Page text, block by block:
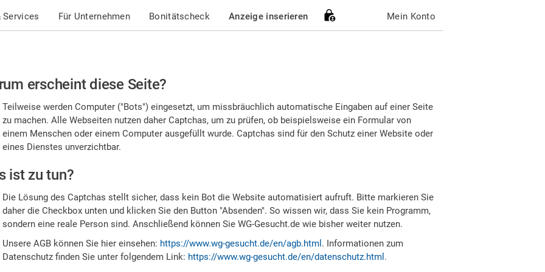
Services Für Unternehmen Bonitätscheck Anzeige inserieren Mein Konto
erscheint diese Seite?
Teilweise werden Computer ("Bots") eingesetzt, um missbräuchlich automatische Eingaben auf einer Seite
zu machen. Alle Webseiten nutzen daher Captchas, um zu prüfen, ob beispielsweise ein Formular von
einem Menschen oder einem Computer ausgefüllt wurde. Captchas sind für den Schutz einer Website oder
eines Dienstes unverzichtbar.
ist zu tun?
Die Lösung des Captchas stellt sicher, dass kein Bot die Website automatisiert aufruft. Bitte markieren Sie
daher die Checkbox unten und klicken Sie den Button "Absenden". So wissen wir, dass Sie kein Programm,
sondern eine reale Person sind. Anschließend können Sie WG-Gesucht.de wie bisher weiter nutzen.
Unsere AGB können Sie hier einsehen: https://www.wg-gesucht.de/en/agb.html . Informationen zum
Datenschutz finden Sie unter folgendem Link: https://www.wg-gesucht.de/en/datenschutz.html .